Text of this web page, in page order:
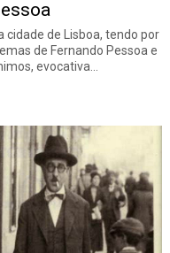
cidade de Lisboa, tendo por
de Fernando Pessoa e
evocativa…